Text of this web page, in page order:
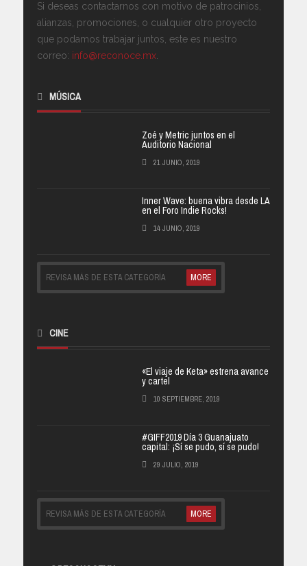
Si deseas contactarnos con motivo de patrocinios,
alianzas, promociones, o cualquier otro proyecto
que podamos trabajar juntos, este es nuestro
correo: info@reconoce.mx.
MÚSICA
Zoé y Metric juntos en el
Auditorio Nacional
21 JUNIO, 2019
Inner Wave: buena vibra desde LA
en el Foro Indie Rocks!
14 JUNIO, 2019
REVISA MÁS DE ESTA CATEGORÍA MORE
CINE
«El viaje de Keta» estrena avance
y cartel
10 SEPTIEMBRE, 2019
#GIFF2019 Día 3 Guanajuato
capital: ¡Sí se pudo, sí se pudo!
29 JULIO, 2019
REVISA MÁS DE ESTA CATEGORÍA MORE